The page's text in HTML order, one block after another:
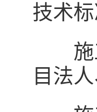
技术
施工
目法